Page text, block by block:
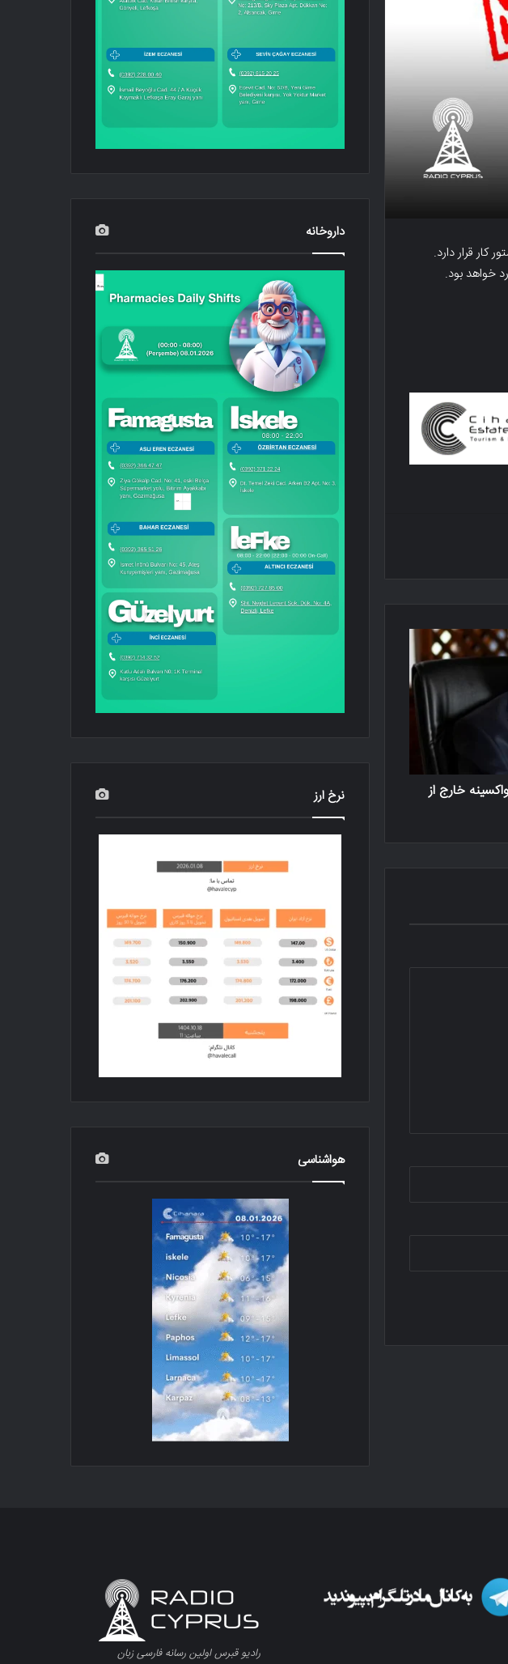
کار قرار دارد.
خواهد بود.
خارج از
داروخانه
نرخ ارز
هواشناسی
رادیو قبرس اولین رسانه فارسی زبان